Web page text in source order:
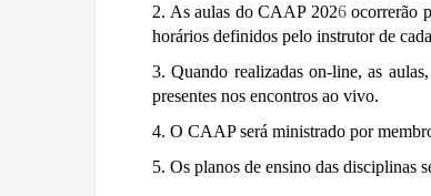
2. As aulas do CAAP 2026ocorrerão
horários definidos pelo instrutor de
3. Quando realizadas on-line, as
presentes nos encontros ao vivo.
4. O CAAP será ministrado por
5. Os planos de ensino das disciplinas